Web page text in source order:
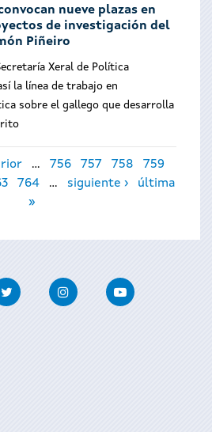
nueve plazas en
de investigación del
Piñeiro
Xeral de Política
la línea de trabajo en
sobre el gallego que desarrolla
… 756 757 758
759
764 … siguiente ›
última
»
Twitter InstagramYoutube